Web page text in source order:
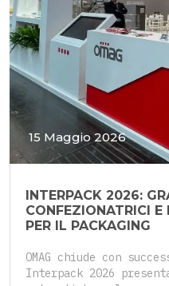
15 Maggio 2026
INTERPACK 2026:
CONFEZIONATRICI E
PER IL PACKAGING
OMAG chiude con
Interpack 2026